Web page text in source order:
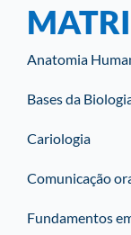
Anatomia
Bases da
Cariologia
Comunicação
Fundamentos